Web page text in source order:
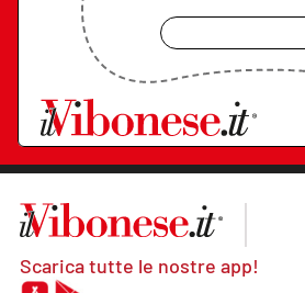
Scarica tutte le nostre app!